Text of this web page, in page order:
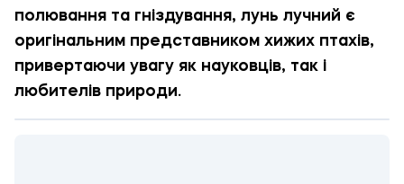
полювання та гніздування, лунь лучний є
оригінальним представником хижих птахів,
привертаючи увагу як науковців, так і
любителів природи.